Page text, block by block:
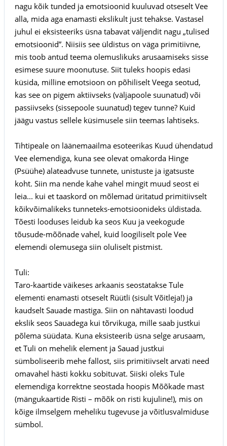
nagu kõik tunded ja emotsioonid kuuluvad otseselt Vee
alla, mida aga enamasti ekslikult just tehakse. Vastasel
juhul ei eksisteeriks üsna tabavat väljendit nagu „tulised
emotsioonid”. Niisiis see üldistus on väga primitiivne,
mis toob antud teema olemuslikuks arusaamiseks sisse
esimese suure moonutuse. Siit tuleks hoopis edasi
küsida, milline emotsioon on põhiliselt Veega seotud,
kas see on pigem aktiivseks (väljapoole suunatud) või
passiivseks (sissepoole suunatud) tegev tunne? Kuid
jäägu vastus sellele küsimusele siin teemas lahtiseks.
Tihtipeale on läänemaailma esoteerikas Kuud ühendatud
Vee elemendiga, kuna see olevat omakorda Hinge
(Psüühe) alateadvuse tunnete, unistuste ja igatsuste
koht. Siin ma nende kahe vahel mingit muud seost ei
leia... kui et taaskord on mõlemad üritatud primitiivselt
kõikvõimalikeks tunneteks-emotsioonideks üldistada.
Tõesti looduses leidub ka seos Kuu ja veekogude
tõusude-mõõnade vahel, kuid loogiliselt pole Vee
elemendi olemusega siin oluliselt pistmist.
Tuli:
Taro-kaartide väikeses arkaanis seostatakse Tule
elementi enamasti otseselt Rüütli (sisult Võitleja!) ja
kaudselt Sauade mastiga. Siin on nähtavasti loodud
ekslik seos Sauadega kui tõrvikuga, mille saab justkui
põlema süüdata. Kuna eksisteerib üsna selge arusaam,
et Tuli on mehelik element ja Sauad justkui
sümboliseerib mehe fallost, siis primitiivselt arvati need
omavahel hästi kokku sobituvat. Siiski oleks Tule
elemendiga korrektne seostada hoopis Mõõkade mast
(mängukaartide Risti – mõõk on risti kujuline!), mis on
kõige ilmselgem meheliku tugevuse ja võitlusvalmiduse
sümbol.